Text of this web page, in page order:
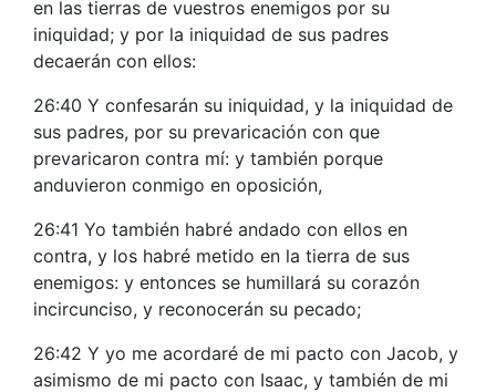
en las tierras de vuestros enemigos por su
iniquidad; y por la iniquidad de sus padres
decaerán con ellos:
26:40 Y confesarán su iniquidad, y la iniquidad de
sus padres, por su prevaricación con que
prevaricaron contra mí: y también porque
anduvieron conmigo en oposición,
26:41 Yo también habré andado con ellos en
contra, y los habré metido en la tierra de sus
enemigos: y entonces se humillará su corazón
incircunciso, y reconocerán su pecado;
26:42 Y yo me acordaré de mi pacto con Jacob, y
asimismo de mi pacto con Isaac, y también de mi